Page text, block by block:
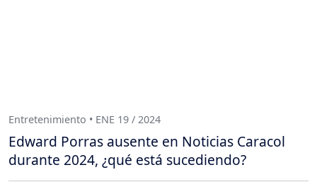
Entretenimiento • ENE 19 / 2024
Edward Porras ausente en Noticias Caracol
durante 2024, ¿qué está sucediendo?